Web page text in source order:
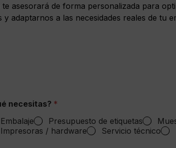
asesorará de forma personalizada para
adaptarnos a las necesidades reales de tu
necesitas? *
Embalaje
Presupuesto de etiquetas
Impresoras / hardware
Servicio técnico